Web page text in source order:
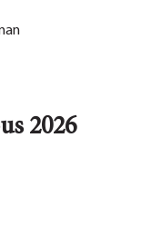
2026